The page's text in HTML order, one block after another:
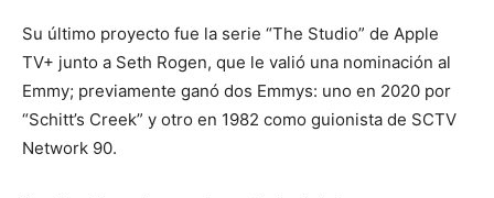
Su último proyecto fue la serie “The Studio” de Apple
TV+ junto a Seth Rogen, que le valió una nominación al
Emmy; previamente ganó dos Emmys: uno en 2020 por
“Schitt’s Creek” y otro en 1982 como guionista de SCTV
Network 90.​